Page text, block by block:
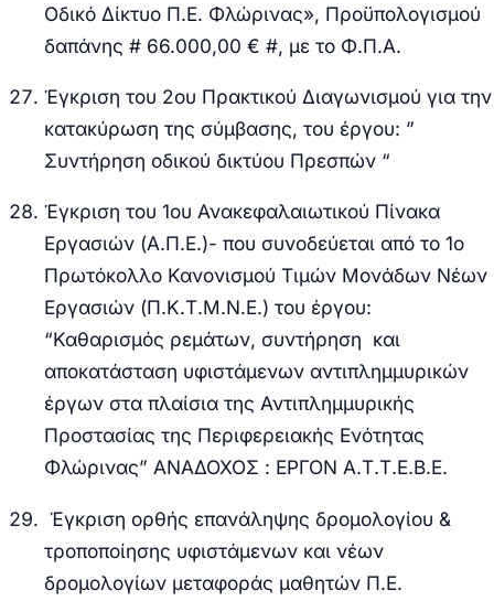
Οδικό Δίκτυο Π.Ε. Φλώρινας», Προϋπολογισμού
δαπάνης # 66.000,00 € #, με το Φ.Π.Α.
Έγκριση του 2ου Πρακτικού Διαγωνισμού για την
κατακύρωση της σύμβασης, του έργου: ”
Συντήρηση οδικού δικτύου Πρεσπών “
Έγκριση του 1ου Ανακεφαλαιωτικού Πίνακα
Εργασιών (Α.Π.Ε.)- που συνοδεύεται από το 1ο
Πρωτόκολλο Κανονισμού Τιμών Μονάδων Νέων
Εργασιών (Π.Κ.Τ.Μ.Ν.Ε.) του έργου:
“Καθαρισμός ρεμάτων, συντήρηση και
αποκατάσταση υφιστάμενων αντιπλημμυρικών
έργων στα πλαίσια της Αντιπλημμυρικής
Προστασίας της Περιφερειακής Ενότητας
Φλώρινας” ΑΝΑΔΟΧΟΣ : ΕΡΓΟΝ Α.Τ.Τ.Ε.Β.Ε.
Έγκριση ορθής επανάληψης δρομολογίου &
τροποποίησης υφιστάμενων και νέων
δρομολογίων μεταφοράς μαθητών Π.Ε.